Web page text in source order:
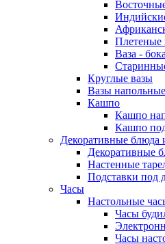
Плетеные
Ваза -
Круглые вазы
Вазы
Кашпо
Кашпо
Кашпо
Декоративные блюда
Декоративные
Настенные
Подставки под
Часы
Настольные
Часы
Часы